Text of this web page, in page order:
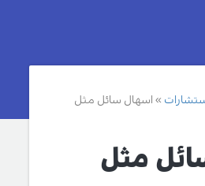
اسهال سائل مثل
مثل